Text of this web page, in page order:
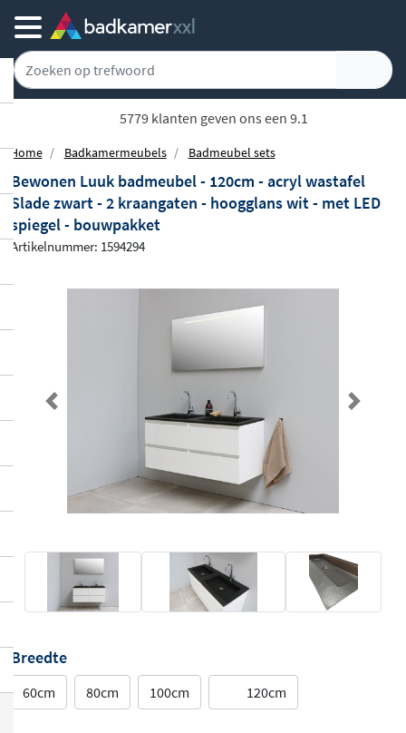
5779 klanten geven ons een 9.1
Home Badkamermeubels Badmeubel sets
Bewonen Luuk badmeubel - 120cm - acryl wastafel
Slade zwart - 2 kraangaten - hoogglans wit - met LED
spiegel - bouwpakket
Artikelnummer: 1594294
Previous Next
Breedte
60cm 80cm 100cm 120cm